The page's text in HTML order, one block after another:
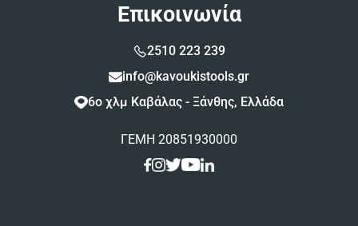
Επικοινωνία
2510 223 239
info@kavoukistools.gr
6ο χλμ Καβάλας - Ξάνθης, Ελλάδα
ΓΕΜΗ 20851930000